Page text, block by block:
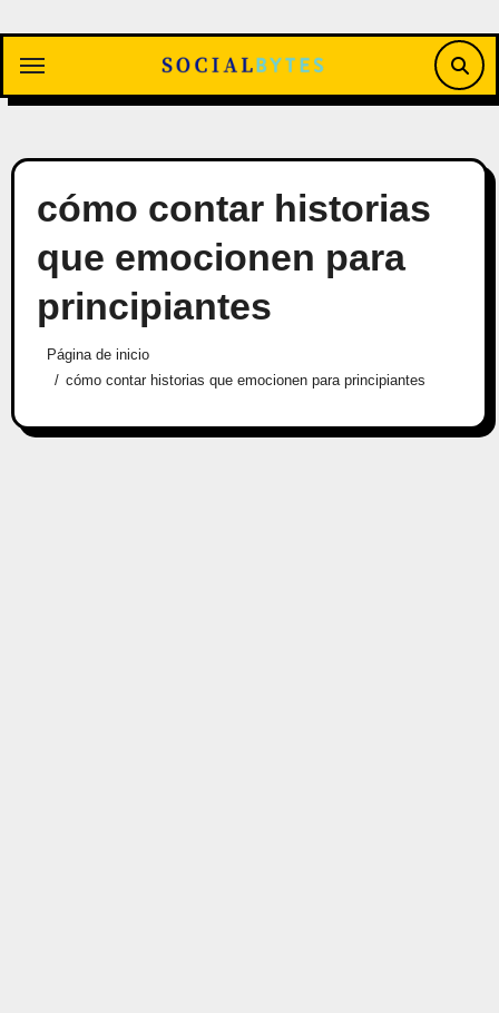
contenido
cómo contar historias
que emocionen para
principiantes
Página de inicio
cómo contar historias que emocionen para principiantes